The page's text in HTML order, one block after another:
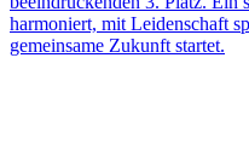
harmoniert, mit Leidenschaft
gemeinsame Zukunft startet.